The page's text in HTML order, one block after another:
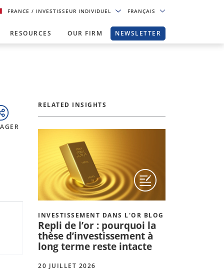
FRANCE/ INVESTISSEUR INDIVIDUEL FRANÇAIS
RESOURCES OUR FIRM NEWSLETTER
RELATED INSIGHTS
INVESTISSEMENT DANS L'OR BLOG
Repli de l’or : pourquoi la
thèse d’investissement à
long terme reste intacte
20 JUILLET 2026